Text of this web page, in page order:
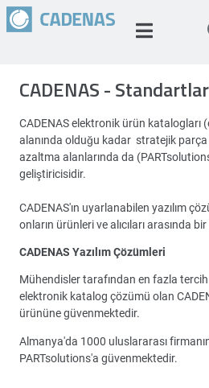
CADENAS -
CADENAS elektronik ürün katalogları
alanında olduğu kadar stratejik
azaltma alanlarında da
geliştiricisidir.
CADENAS'ın uyarlanabilen yazılım
onların ürünleri ve alıcıları arasında
CADENAS Yazılım Çözümleri
Mühendisler tarafından en fazla
elektronik katalog çözümü olan
ürününe güvenmektedir.
Almanya'da 1000 uluslararası
PARTsolutions'a güvenmektedir.